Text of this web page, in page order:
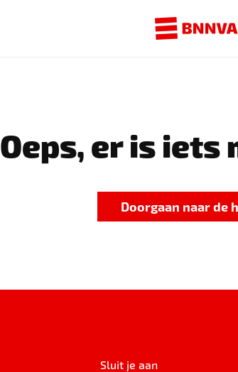
Oeps, er is iets
Doorgaan naar de
Sluit je aan